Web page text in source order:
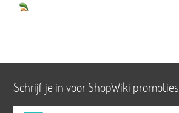
Schrijf je in voor ShopWiki promoties